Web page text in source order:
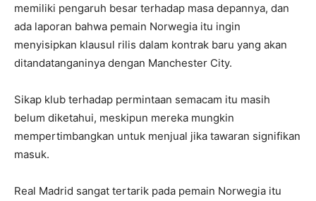
memiliki pengaruh besar terhadap masa depannya, dan
ada laporan bahwa pemain Norwegia itu ingin
menyisipkan klausul rilis dalam kontrak baru yang akan
ditandatanganinya dengan Manchester City.
Sikap klub terhadap permintaan semacam itu masih
belum diketahui, meskipun mereka mungkin
mempertimbangkan untuk menjual jika tawaran signifikan
masuk.
Real Madrid sangat tertarik pada pemain Norwegia itu